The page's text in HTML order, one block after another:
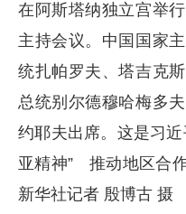
在阿斯塔纳独立宫举
主持会议。中国国家
统扎帕罗夫、塔吉克
总统别尔德穆哈梅多
约耶夫出席。这是习
亚精神” 推动地区合
新华社记者 殷博古 摄